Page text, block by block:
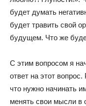
будет думать
будет травить свой
будущем. Что же
С этим вопросом я
ответ на этот
что нужно начинать
менять свои мысли в